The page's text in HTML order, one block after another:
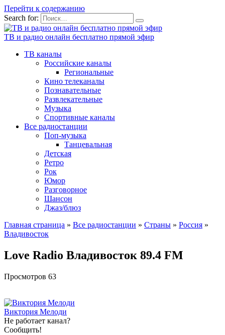
Перейти к содержанию
Search for:
ТВ и радио онлайн бесплатно прямой эфир
ТВ каналы
Российские каналы
Региональные
Кино телеканалы
Познавательные
Развлекательные
Музыка
Спортивные каналы
Все радиостанции
Поп-музыка
Танцевальная
Детская
Ретро
Рок
Юмор
Разговорное
Шансон
Джаз/блюз
Главная страница » Все радиостанции » Страны » Россия »
Владивосток
Love Radio Владивосток 89.4 FM
Просмотров 63
Виктория Мелоди
Не работает канал?
Сообщить!